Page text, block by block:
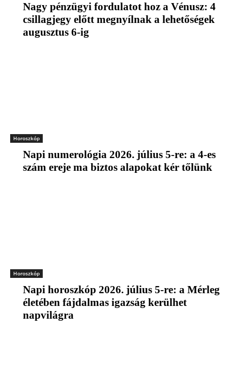
Nagy pénzügyi fordulatot hoz a Vénusz: 4
csillagjegy előtt megnyílnak a lehetőségek
augusztus 6-ig
Horoszkóp
Napi numerológia 2026. július 5-re: a 4-es
szám ereje ma biztos alapokat kér tőlünk
Horoszkóp
Napi horoszkóp 2026. július 5-re: a Mérleg
életében fájdalmas igazság kerülhet
napvilágra